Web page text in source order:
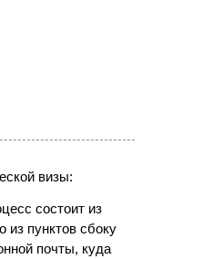
визы:
состоит из
из пунктов сбоку
почты, куда